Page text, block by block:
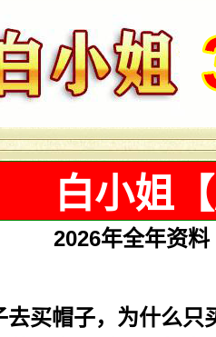
白小姐
2026年全年资
去买帽子，为什么